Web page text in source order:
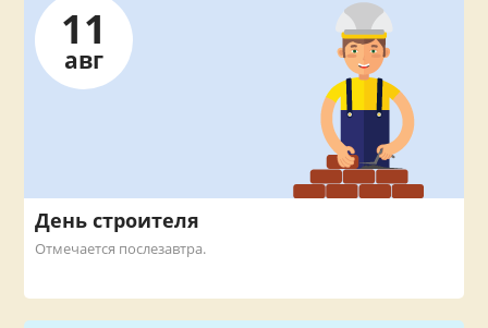
11
авг
День строителя
Отмечается послезавтра.